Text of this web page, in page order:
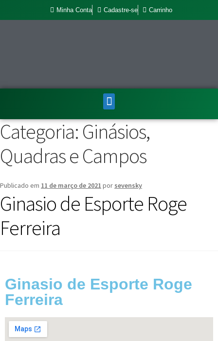
Minha Conta Cadastre-se Carrinho
Categoria: Ginásios,
Quadras e Campos
Publicado em 11 de março de 2021 por sevensky
Ginasio de Esporte Roge
Ferreira
Ginasio de Esporte Roge
Ferreira